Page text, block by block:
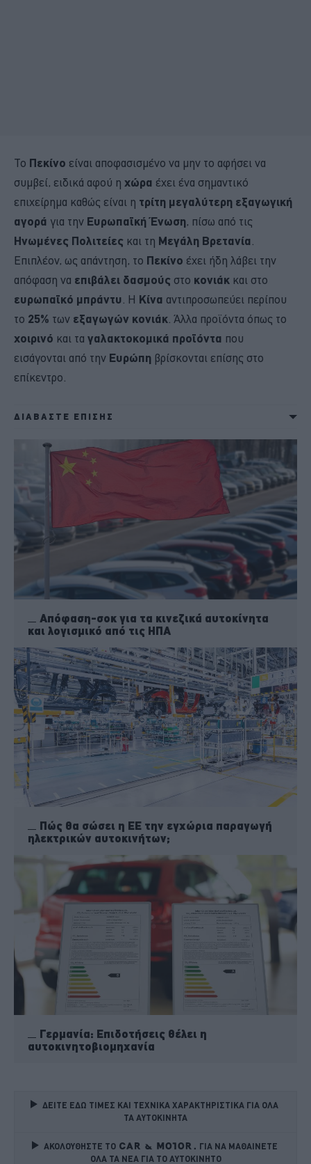
Το Πεκίνο είναι αποφασισμένο να μην το αφήσει να
συμβεί, ειδικά αφού η χώρα έχει ένα σημαντικό
επιχείρημα καθώς είναι η τρίτη μεγαλύτερη εξαγωγική
αγορά για την Ευρωπαϊκή Ένωση, πίσω από τις
Ηνωμένες Πολιτείες και τη Μεγάλη Βρετανία.
Επιπλέον, ως απάντηση, το Πεκίνο έχει ήδη λάβει την
απόφαση να επιβάλει δασμούς στο κονιάκ και στο
ευρωπαϊκό μπράντυ. Η Κίνα αντιπροσωπεύει περίπου
το 25% των εξαγωγών κονιάκ. Άλλα προϊόντα όπως το
χοιρινό και τα γαλακτοκομικά προϊόντα που
εισάγονται από την Ευρώπη βρίσκονται επίσης στο
επίκεντρο.
ΔΙΑΒΑΣΤΕ ΕΠΙΣΗΣ
Απόφαση-σοκ για τα κινεζικά αυτοκίνητα
και λογισμικό από τις ΗΠΑ
Πώς θα σώσει η ΕΕ την εγχώρια παραγωγή
ηλεκτρικών αυτοκινήτων;
Γερμανία: Επιδοτήσεις θέλει η
αυτοκινητοβιομηχανία
ΔΕΙΤΕ ΕΔΩ ΤΙΜΕΣ ΚΑΙ ΤΕΧΝΙΚΑ ΧΑΡΑΚΤΗΡΙΣΤΙΚΑ ΓΙΑ ΟΛΑ
ΤΑ ΑΥΤΟΚΙΝΗΤΑ
ΑΚΟΛΟΥΘΗΣΤΕ ΤΟ
ΓΙΑ ΝΑ ΜΑΘΑΙΝΕΤΕ
ΟΛΑ ΤΑ ΝΕΑ ΓΙΑ ΤΟ ΑΥΤΟΚΙΝΗΤΟ